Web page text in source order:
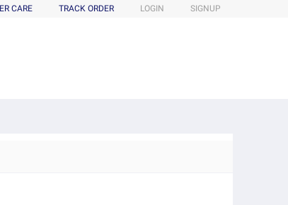
CARE TRACK ORDER LOGIN SIGNUP